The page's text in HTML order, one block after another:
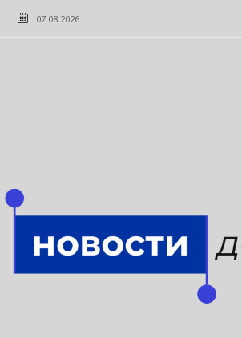
07.08.2026